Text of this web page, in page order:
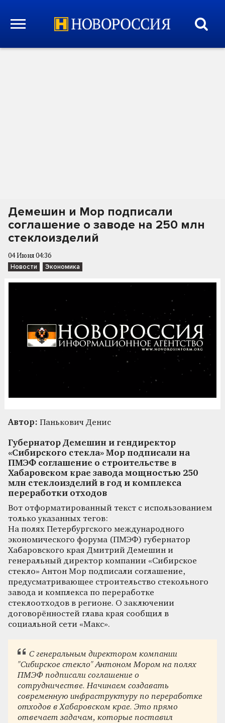
Демешин и Мор подписали
соглашение о заводе на 250 млн
стеклоизделий
04 Июня 04:36
Новости Экономика
Автор: Панькович Денис
Губернатор Демешин и гендиректор
«Сибирского стекла» Мор подписали на
ПМЭФ соглашение о строительстве в
Хабаровском крае завода мощностью 250
млн стеклоизделий в год и комплекса
переработки отходов
Вот отформатированный текст с использованием
только указанных тегов:
На полях Петербургского международного
экономического форума (ПМЭФ) губернатор
Хабаровского края Дмитрий Демешин и
генеральный директор компании «Сибирское
стекло» Антон Мор подписали соглашение,
предусматривающее строительство стекольного
завода и комплекса по переработке
стеклоотходов в регионе. О заключении
договорённостей глава края сообщил в
социальной сети «Макс».
С генеральным директором компании
"Сибирское стекло" Антоном Мором на полях
ПМЭФ подписали соглашение о
сотрудничестве. Начинаем создавать
современную инфраструктуру по переработке
отходов в Хабаровском крае. Это прямо
отвечает задачам, которые поставил